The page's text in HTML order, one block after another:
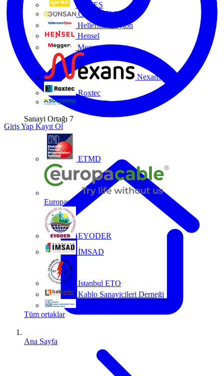
ENTES
Günsan Elektrik
HellermannTyton
Hensel
Megger
Nexans
Roxtec
Socomec
Sanayi Ortağı 7
ETMD
Europacable
EYODER
İMSAD
Istanbul ETO
Kablo Sanayicileri Derneği
Tüm ortaklar
Giriş Yap Kayıt Ol
Ana Sayfa